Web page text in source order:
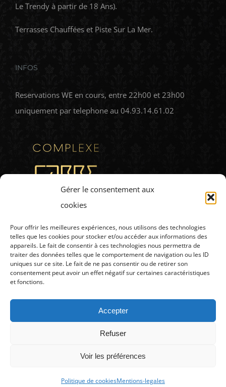
Gérer le consentement aux
cookies
Pour offrir les meilleures expériences, nous utilisons des technologies
telles que les cookies pour stocker et/ou accéder aux informations des
appareils. Le fait de consentir à ces technologies nous permettra de
traiter des données telles que le comportement de navigation ou les ID
uniques sur ce site. Le fait de ne pas consentir ou de retirer son
consentement peut avoir un effet négatif sur certaines caractéristiques
et fonctions.
Accepter
Refuser
Voir les préférences
Politique de cookiesMentions-legales
Le Trendy à partir de 18 Ans).
Terrasses Chauffées et Piste Sur La Mer.
INFOS
Reservations WE en cours, entre 22h00 et 23h00
uniquement par telephone au 04.93.14.61.02
LE CARRÉ TRENDY CLUB © Copyright